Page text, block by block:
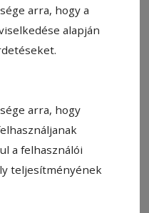
arra, hogy a
alapján
arra, hogy
a felhasználói
teljesítményének